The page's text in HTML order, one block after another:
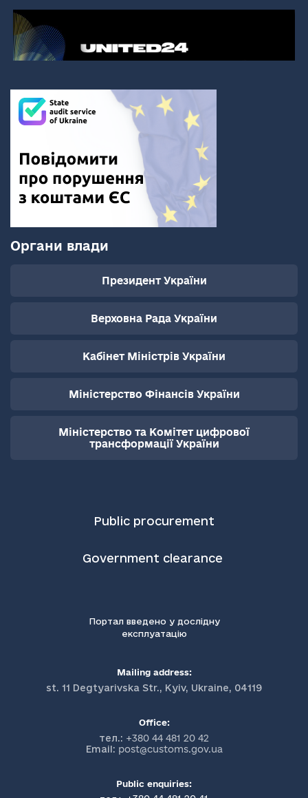
Органи влади
Президент України
Верховна Рада України
Кабінет Міністрів України
Міністерство Фінансів України
Міністерство та Комітет цифрової
трансформації України
Public procurement
Government clearance
Портал введено у дослідну
експлуатацію
Mailing address:
st. 11 Degtyarivska Str., Kyiv, Ukraine, 04119
Office:
тел.: +380 44 481 20 42
Email: post@customs.gov.ua
Public enquiries: